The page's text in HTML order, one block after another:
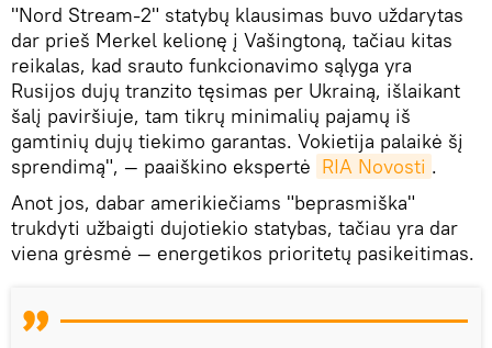
"Nord Stream-2" statybų klausimas buvo uždarytas
dar prieš Merkel kelionę į Vašingtoną, tačiau kitas
reikalas, kad srauto funkcionavimo sąlyga yra
Rusijos dujų tranzito tęsimas per Ukrainą, išlaikant
šalį paviršiuje, tam tikrų minimalių pajamų iš
gamtinių dujų tiekimo garantas. Vokietija palaikė šį
sprendimą", — paaiškino ekspertė RIA Novosti .
Anot jos, dabar amerikiečiams "beprasmiška"
trukdyti užbaigti dujotiekio statybas, tačiau yra dar
viena grėsmė — energetikos prioritetų pasikeitimas.